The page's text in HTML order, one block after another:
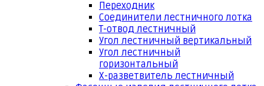
Переходник
Соединители лестничного лотка
Т-отвод лестничный
Угол лестничный вертикальный
Угол лестничный
горизонтальный
Х-разветвитель лестничный